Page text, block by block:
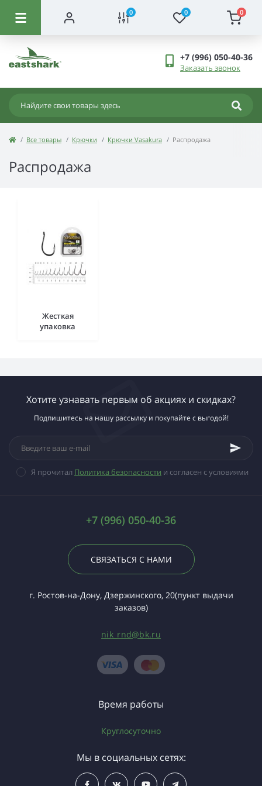
0 0 0
+7 (996) 050-40-36
Заказать звонок
Все товары Крючки Крючки Vasakura Распродажа
Распродажа
Жесткая
упаковка
Хотите узнавать первым об акциях и скидках?
Подпишитесь на нашу рассылку и покупайте с выгодой!
Я прочитал Политика безопасности и согласен с условиями
+7 (996) 050-40-36
СВЯЗАТЬСЯ С НАМИ
г. Ростов-на-Дону, Дзержинского, 20(пункт выдачи
заказов)
nik_rnd@bk.ru
Время работы
Круглосуточно
Мы в социальных сетях: